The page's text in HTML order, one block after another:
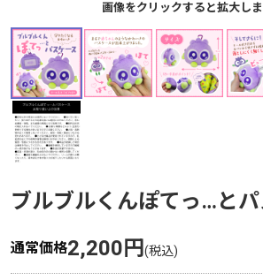
画像をクリックすると拡大し
ブルブルくんぽてっ…と
通常価格2,200円